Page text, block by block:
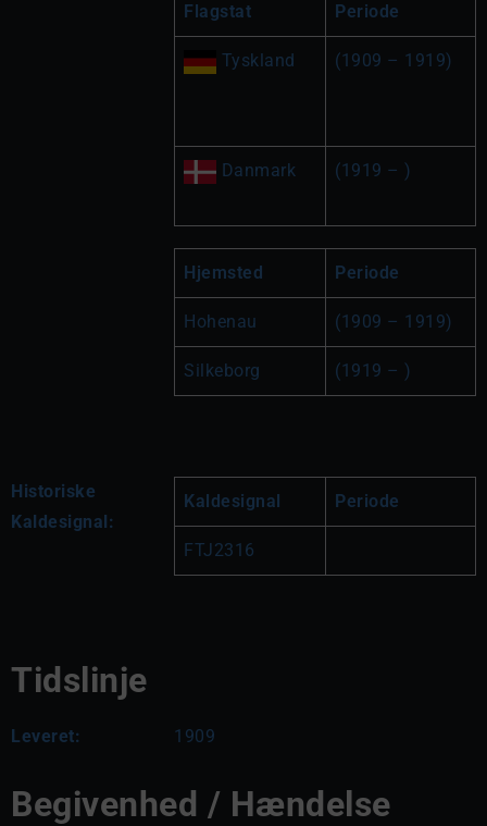
Flagstat Periode
Tyskland (1909 – 1919)
Danmark (1919 – )
Hjemsted Periode
Hohenau (1909 – 1919)
Silkeborg (1919 – )
Historiske
Kaldesignal:
Kaldesignal Periode
FTJ2316
Tidslinje
Leveret: 1909
Begivenhed / Hændelse